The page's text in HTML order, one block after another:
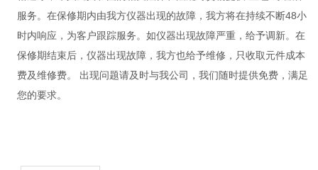
服务。在保修期内由我方仪器出现的故障，我方将在持续不断48小
时内响应，为客户跟踪服务。如仪器出现故障严重，给予调新。在
保修期结束后，仪器出现故障，我方也给予维修，只收取元件成本
费及维修费。 出现问题请及时与我公司，我们随时提供免费，满足
您的要求。